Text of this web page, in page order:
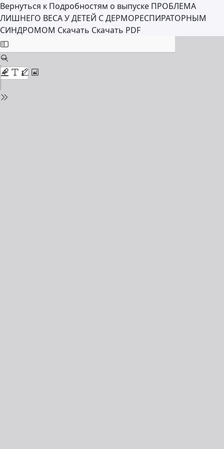
Вернуться к Подробностям о выпуске ПРОБЛЕМА
ЛИШНЕГО ВЕСА У ДЕТЕЙ С ДЕРМОРЕСПИРАТОРНЫМ
СИНДРОМОМ Скачать Скачать PDF